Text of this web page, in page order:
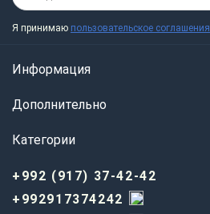
Я принимаю пользовательское соглашения
Информация
Дополнительно
Категории
+992 (917) 37-42-42
+992917374242